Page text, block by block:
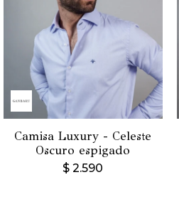
Camisa Luxury - Celeste
Oscuro espigado
$ 2.590